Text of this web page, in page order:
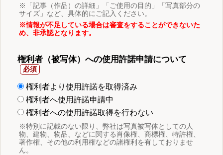
※「記事（作品）の詳細」「ご使用の目的」「写真部分の
サイズ」など、具体的にご記入ください。
※情報が不足している場合は審査をすることができないた
め、非承認となります。
権利者（被写体）への使用許諾申請について
権利者より使用許諾を取得済み
権利者へ使用許諾申請中
権利者への使用許諾取得を行わない
※特別に記載のない限り、弊社は写真被写体としての人
物、建物、物品、などに関する肖像権、商標権、特許権、
著作権、その他の利用権などの諸権利を有しておりませ
ん。